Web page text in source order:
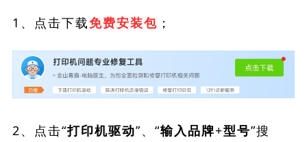
1、点击下载免费安装包 ；
2、点击“打印机驱动”、“输入品牌+型号”搜